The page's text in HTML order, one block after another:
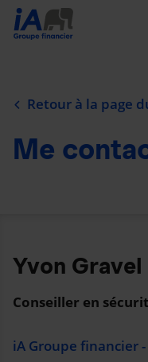
Retour à la page
Me
Yvon Gravel
Conseiller en
iA Groupe financier